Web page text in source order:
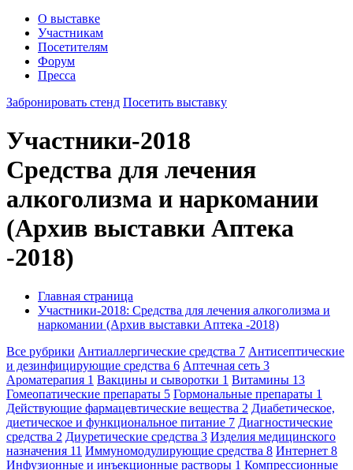
О выставке
Участникам
Посетителям
Форум
Пресса
Забронировать стенд Посетить выставку
Участники-2018
Средства для лечения
алкоголизма и наркомании
(Архив выставки Аптека
-2018)
Главная страница
Участники-2018: Средства для лечения алкоголизма и
наркомании (Архив выставки Аптека -2018)
Все рубрики Антиаллергические средства 7 Антисептические
и дезинфицирующие средства 6 Аптечная сеть 3
Ароматерапия 1 Вакцины и сыворотки 1 Витамины 13
Гомеопатические препараты 5 Гормональные препараты 1
Действующие фармацевтические вещества 2 Диабетическое,
диетическое и функциональное питание 7 Диагностические
средства 2 Диуретические средства 3 Изделия медицинского
назначения 11 Иммуномодулирующие средства 8 Интернет 8
Инфузионные и инъекционные растворы 1 Компрессионные